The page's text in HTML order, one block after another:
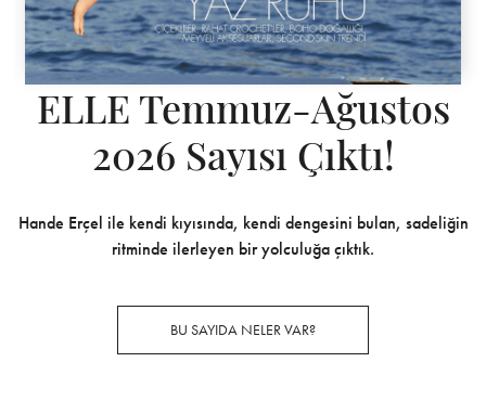
ELLE Temmuz-Ağustos
2026 Sayısı Çıktı!
Hande Erçel ile kendi kıyısında, kendi dengesini bulan, sadeliğin
ritminde ilerleyen bir yolculuğa çıktık.
BU SAYIDA NELER VAR?